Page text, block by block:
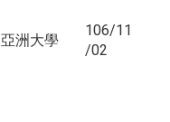
亞洲大學
106/11
/02